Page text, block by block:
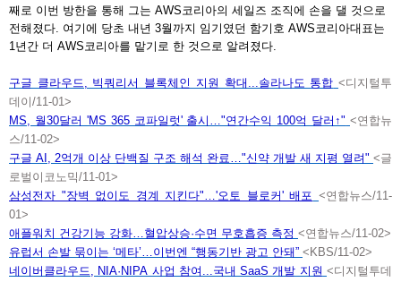
째로 이번 방한을 통해 그는 AWS코리아의 세일즈 조직에 손을 댈 것으로
전해졌다. 여기에 당초 내년 3월까지 임기였던 함기호 AWS코리아대표는
1년간 더 AWS코리아를 맡기로 한 것으로 알려졌다.
구글 클라우드, 빅쿼리서 블록체인 지원 확대...솔라나도 통합 <디지털투
데이/11-01>
MS, 월30달러 'MS 365 코파일럿' 출시…"연간수익 100억 달러↑" <연합뉴
스/11-02>
구글 AI, 2억개 이상 단백질 구조 해석 완료…"신약 개발 새 지평 열려" <글
로벌이코노믹/11-01>
삼성전자 "장벽 없이도 경계 지킨다"…'오토 블로커' 배포 <연합뉴스/11-
01>
애플워치 건강기능 강화…혈압상승·수면 무호흡증 측정 <연합뉴스/11-02>
유럽서 손발 묶이는 ‘메타’…이번엔 “행동기반 광고 안돼” <KBS/11-02>
네이버클라우드, NIA·NIPA 사업 참여...국내 SaaS 개발 지원 <디지털투데